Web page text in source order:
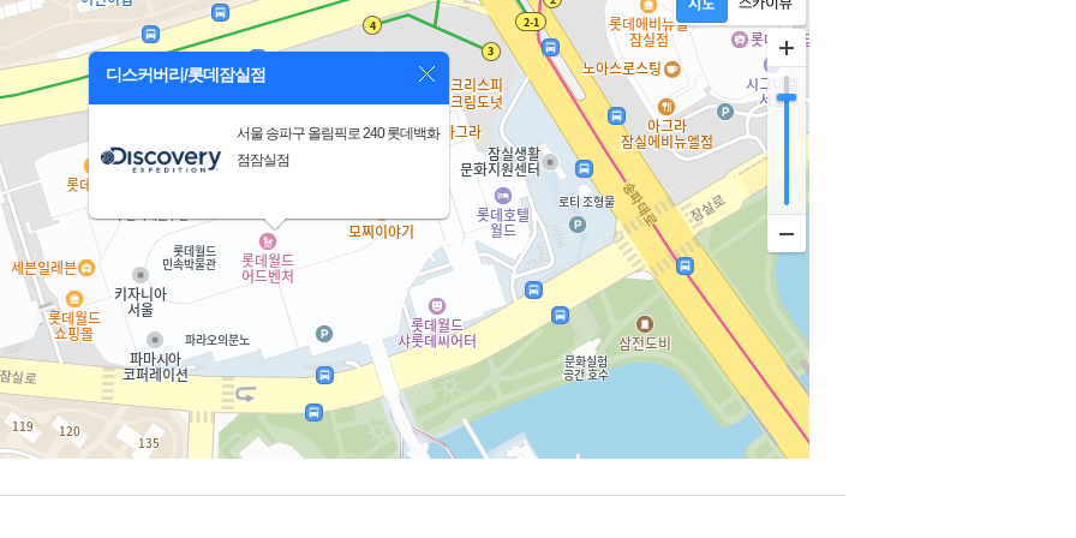
디스커버리/롯데잠실점
서울 송파구 올림픽로 240 롯데백화
점잠실점